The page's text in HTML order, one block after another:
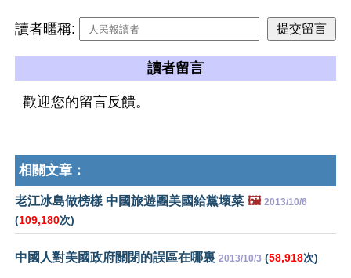
讀者暱稱:
讀者留言
歡迎您的留言反饋。
相關文章：
老江冰島做榜樣 中國旅遊團美國給黨壞菜 🖼️ 2013/10/6
(109,180次)
中國人對美國政府關閉的誤區在哪裏 2013/10/3 (58,918次)